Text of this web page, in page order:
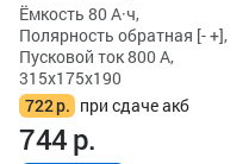
Ёмкость 80 А·ч,
Полярность обратная [- +],
Пусковой ток 800 А,
315x175x190
722р. при сдаче акб
744р.